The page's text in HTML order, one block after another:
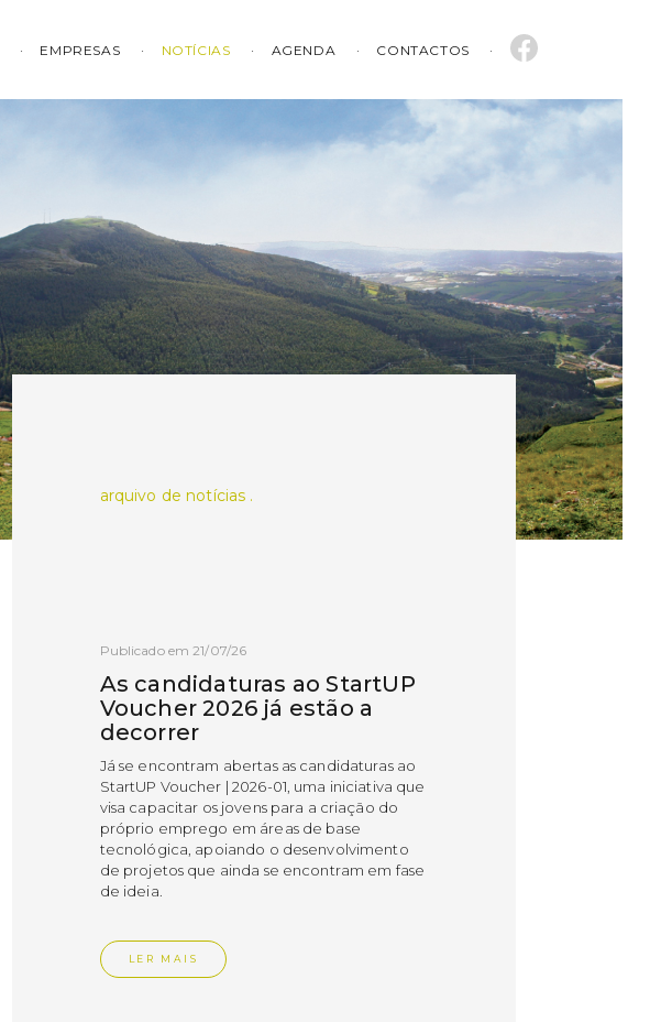
EMPRESAS NOTÍCIAS AGENDA CONTACTOS
arquivo de notícias .
Publicado em 21/07/26
As candidaturas ao StartUP
Voucher 2026 já estão a
decorrer
Já se encontram abertas as candidaturas ao
StartUP Voucher | 2026-01, uma iniciativa que
visa capacitar os jovens para a criação do
próprio emprego em áreas de base
tecnológica, apoiando o desenvolvimento
de projetos que ainda se encontram em fase
de ideia.
LER MAIS